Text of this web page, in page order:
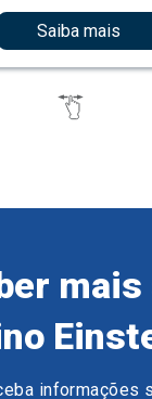
Saiba mais
informações